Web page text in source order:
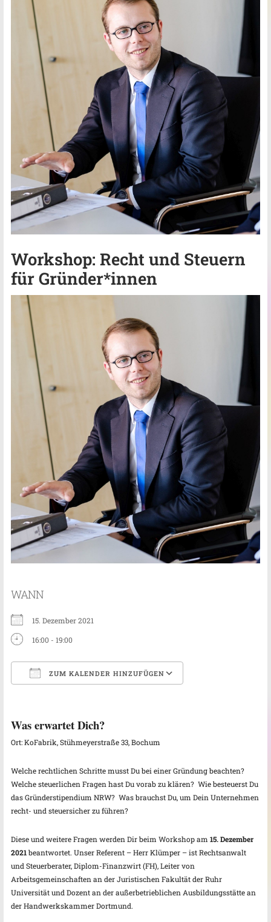
Workshop: Recht und Steuern
für Gründer*innen
WANN
15. Dezember 2021
16:00 - 19:00
ZUM KALENDER HINZUFÜGEN
Was erwartet Dich?
Ort: KoFabrik, Stühmeyerstraße 33, Bochum
Welche rechtlichen Schritte musst Du bei einer Gründung beachten?
Welche steuerlichen Fragen hast Du vorab zu klären? Wie besteuerst Du
das Gründerstipendium NRW? Was brauchst Du, um Dein Unternehmen
recht- und steuersicher zu führen?
Diese und weitere Fragen werden Dir beim Workshop am15. Dezember
2021beantwortet. Unser Referent – Herr Klümper – ist Rechtsanwalt
und Steuerberater, Diplom-Finanzwirt (FH), Leiter von
Arbeitsgemeinschaften an der Juristischen Fakultät der Ruhr
Universität und Dozent an der außerbetrieblichen Ausbildungsstätte an
der Handwerkskammer Dortmund.